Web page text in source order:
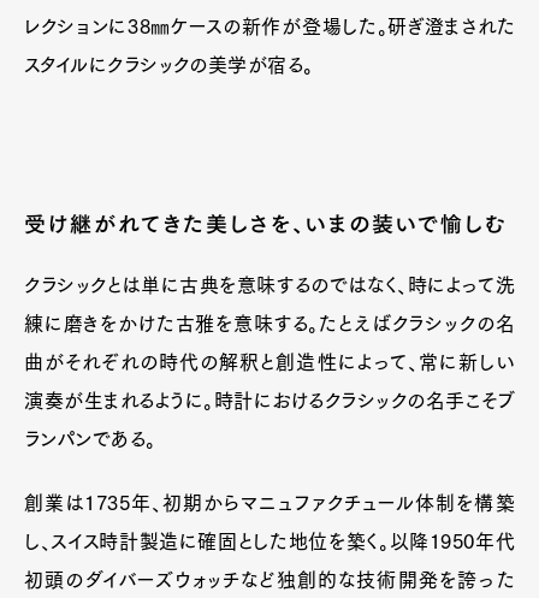
レクションに38㎜ケースの新作が登場した。研ぎ澄まされた
スタイルにクラシックの美学が宿る。
受け継がれてきた美しさを、いまの装いで愉しむ
クラシックとは単に古典を意味するのではなく、時によって洗
練に磨きをかけた古雅を意味する。たとえばクラシックの名
曲がそれぞれの時代の解釈と創造性によって、常に新しい
演奏が生まれるように。時計におけるクラシックの名手こそブ
ランパンである。
創業は1735年、初期からマニュファクチュール体制を構築
し、スイス時計製造に確固とした地位を築く。以降1950年代
初頭のダイバーズウォッチなど独創的な技術開発を誇った